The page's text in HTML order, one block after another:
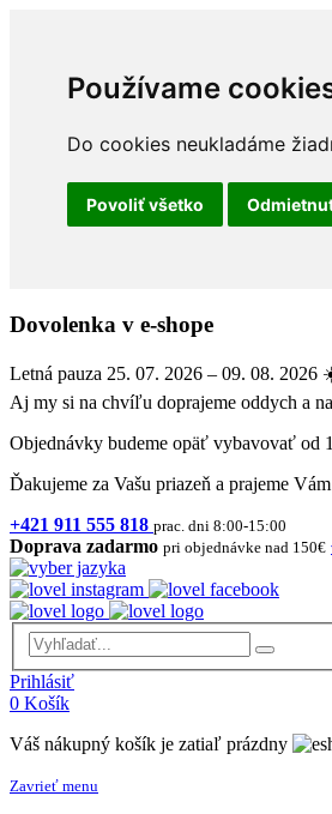
Používame
Do cookies neukladáme
Povoliť všetko
Dovolenka v e-shope
Letná pauza 25. 07. 2026 – 09. 08. 2026
Aj my si na chvíľu doprajeme oddych a
Objednávky budeme opäť vybavovať od
Ďakujeme za Vašu priazeň a prajeme
+421 911 555 818 prac. dni 8:00-15:00
Doprava zadarmo pri objednávke nad 150€
Prihlásiť
0 Košík
Váš nákupný košík je zatiaľ prázdny
Zavrieť menu